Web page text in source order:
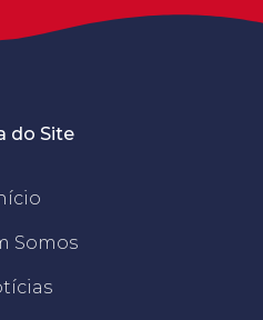
do Site
Somos